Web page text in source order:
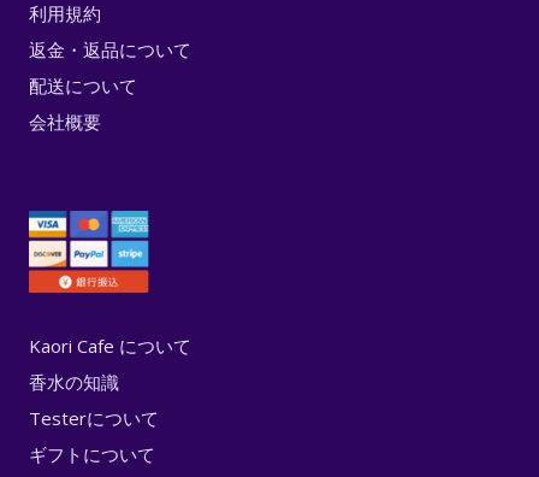
利用規約
返金・返品について
配送について
会社概要
Kaori Cafe について
香水の知識
Testerについて
ギフトについて